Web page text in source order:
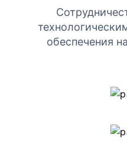
обеспечения